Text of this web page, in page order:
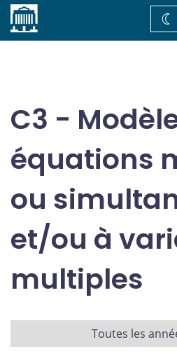
Accueil
C3 -
équations
ou
et/ou à
multiples
Toutes les